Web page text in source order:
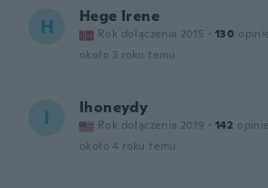
H Hege Irene
Rok dołączenia 2015 · 130
około 3 roku temu
I Ihoneydy
Rok dołączenia 2019 · 142 opinie
około 4 roku temu